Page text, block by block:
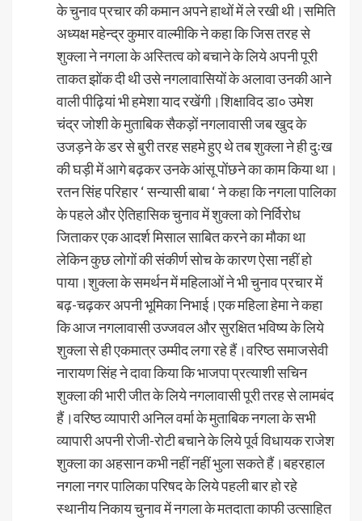
के चुनाव प्रचार की कमान अपने हाथों में ले रखी थी।समिति
अध्यक्ष महेन्द्र कुमार वाल्मीकि ने कहा कि जिस तरह से
शुक्ला ने नगला के अस्तित्व को बचाने के लिये अपनी पूरी
ताकत झोंक दी थी उसे नगलावासियों के अलावा उनकी आने
वाली पीढ़ियां भी हमेशा याद रखेंगी।शिक्षाविद डा० उमेश
चंद्र जोशी के मुताबिक सैकड़ों नगलावासी जब खुद के
उजड़ने के डर से बुरी तरह सहमे हुए थे तब शुक्ला ने ही दुःख
की घड़ी में आगे बढ़कर उनके आंसू पोंछने का काम किया था।
रतन सिंह परिहार ‘ सन्यासी बाबा ‘ ने कहा कि नगला पालिका
के पहले और ऐतिहासिक चुनाव में शुक्ला को निर्विरोध
जिताकर एक आदर्श मिसाल साबित करने का मौका था
लेकिन कुछ लोगों की संकीर्ण सोच के कारण ऐसा नहीं हो
पाया।शुक्ला के समर्थन में महिलाओं ने भी चुनाव प्रचार में
बढ़-चढ़कर अपनी भूमिका निभाई।एक महिला हेमा ने कहा
कि आज नगलावासी उज्जवल और सुरक्षित भविष्य के लिये
शुक्ला से ही एकमात्र उम्मीद लगा रहे हैं।वरिष्ठ समाजसेवी
नारायण सिंह ने दावा किया कि भाजपा प्रत्याशी सचिन
शुक्ला की भारी जीत के लिये नगलावासी पूरी तरह से लामबंद
हैं।वरिष्ठ व्यापारी अनिल वर्मा के मुताबिक नगला के सभी
व्यापारी अपनी रोजी-रोटी बचाने के लिये पूर्व विधायक राजेश
शुक्ला का अहसान कभी नहीं नहीं भुला सकते हैं।बहरहाल
नगला नगर पालिका परिषद के लिये पहली बार हो रहे
स्थानीय निकाय चुनाव में नगला के मतदाता काफी उत्साहित